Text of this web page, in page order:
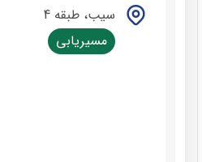
سیب، طبقه 4
مسیریابی